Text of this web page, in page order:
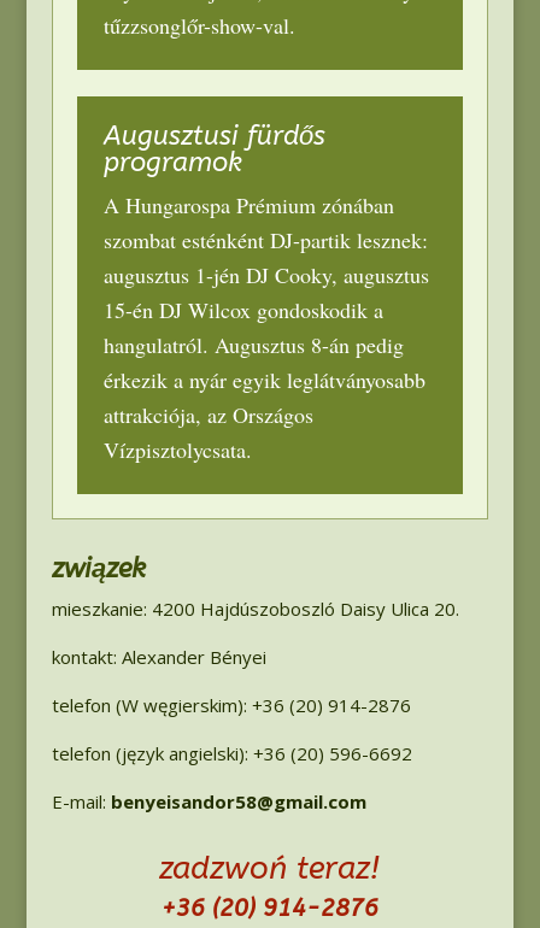
tűzzsonglőr-show-val.
Augusztusi fürdős
programok
A Hungarospa Prémium zónában
szombat esténként DJ-partik lesznek:
augusztus 1-jén DJ Cooky, augusztus
15-én DJ Wilcox gondoskodik a
hangulatról. Augusztus 8-án pedig
érkezik a nyár egyik leglátványosabb
attrakciója, az Országos
Vízpisztolycsata.
związek
mieszkanie: 4200 Hajdúszoboszló Daisy Ulica 20.
kontakt: Alexander Bényei
telefon (W węgierskim): +36 (20) 914-2876
telefon (język angielski): +36 (20) 596-6692
E-mail: benyeisandor58@gmail.com
zadzwoń teraz!
+36 (20) 914-2876